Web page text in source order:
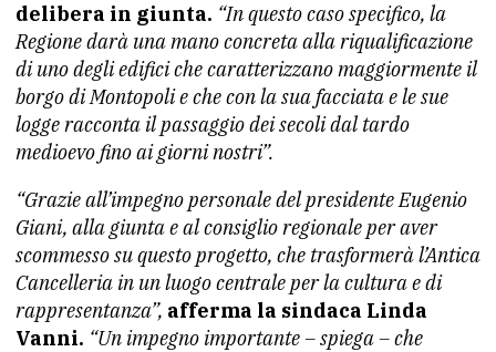
delibera in giunta. “In questo caso specifico, la
Regione darà una mano concreta alla riqualificazione
di uno degli edifici che caratterizzano maggiormente il
borgo di Montopoli e che con la sua facciata e le sue
logge racconta il passaggio dei secoli dal tardo
medioevo fino ai giorni nostri”.
“Grazie all’impegno personale del presidente Eugenio
Giani, alla giunta e al consiglio regionale per aver
scommesso su questo progetto, che trasformerà l’Antica
Cancelleria in un luogo centrale per la cultura e di
rappresentanza”, afferma la sindaca Linda
Vanni. “Un impegno importante – spiega – che